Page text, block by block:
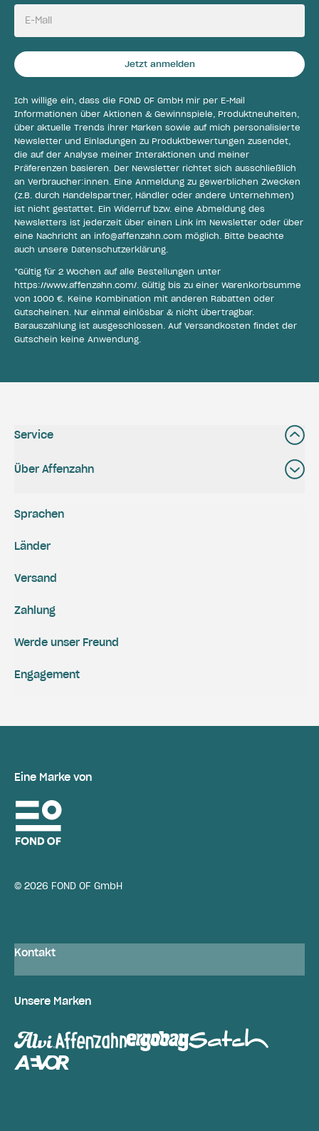
E-Mail
Jetzt anmelden
Ich willige ein, dass die FOND OF GmbH mir per E-Mail
Informationen über Aktionen & Gewinnspiele, Produktneuheiten,
über aktuelle Trends ihrer Marken sowie auf mich personalisierte
Newsletter und Einladungen zu Produktbewertungen zusendet,
die auf der Analyse meiner Interaktionen und meiner
Präferenzen basieren. Der Newsletter richtet sich ausschließlich
an Verbraucher:innen. Eine Anmeldung zu gewerblichen Zwecken
(z.B. durch Handelspartner, Händler oder andere Unternehmen)
ist nicht gestattet. Ein Widerruf bzw. eine Abmeldung des
Newsletters ist jederzeit über einen Link im Newsletter oder über
eine Nachricht an info@affenzahn.com möglich. Bitte beachte
auch unsere Datenschutzerklärung.
*Gültig für 2 Wochen auf alle Bestellungen unter
https://www.affenzahn.com/. Gültig bis zu einer Warenkorbsumme
von 1000 €. Keine Kombination mit anderen Rabatten oder
Gutscheinen. Nur einmal einlösbar & nicht übertragbar.
Barauszahlung ist ausgeschlossen. Auf Versandkosten findet der
Gutschein keine Anwendung.
Service
Über Affenzahn
Versand
Zahlung
Engagement
Werde unser Freund
Sprachen
Länder
Eine Marke von
© 2026 FOND OF GmbH
Kontakt
Unsere Marken